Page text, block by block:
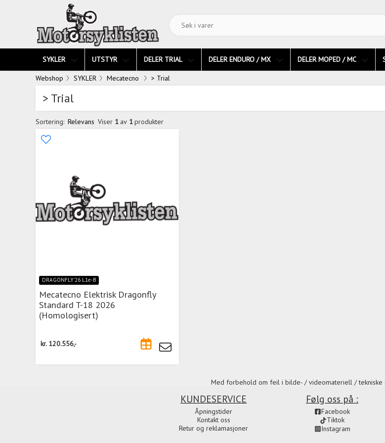
SYKLER UTSTYR DELER TRIAL DELER ENDURO / MX DELER MOPED / MC
Webshop SYKLER Mecatecno > Trial
> Trial
Sortering: Relevans Viser 1 av 1produkter
DRAGONFLY'26 L1e-B
Mecatecno Elektrisk Dragonfly
Standard T-18 2026
(Homologisert)
kr. 120.556,-
Med forbehold om feil i bilde- / videomateriell / tekniske
Følg oss på :
Facebook
Tiktok
Instagram
KUNDESERVICE
Åpningstider
Kontakt oss
Retur og reklamasjoner